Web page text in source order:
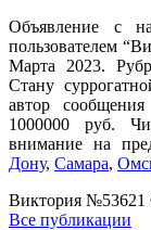
Объявление с
пользователем
Марта 2023.
Cтану
автор
1000000 руб.
внимание на
Дону, Самара,
Виктория №53621
Все публикации